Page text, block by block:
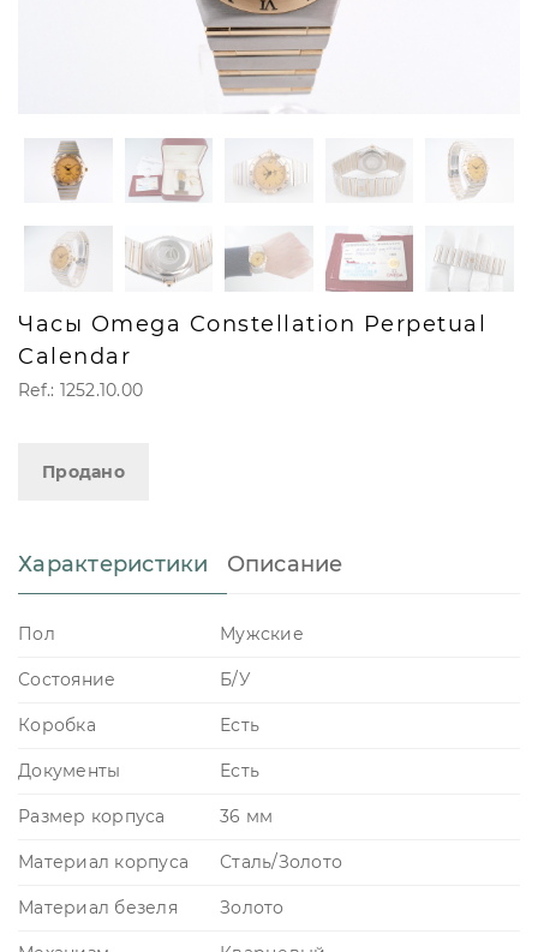
Часы Omega Constellation Perpetual
Calendar
Ref.: 1252.10.00
Продано
Характеристики Описание
Пол Мужские
Состояние Б/У
Коробка Есть
Документы Есть
Размер корпуса 36 мм
Материал корпуса Сталь/Золото
Материал безеля Золото